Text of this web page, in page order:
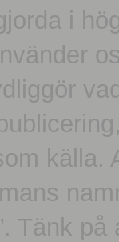
i
källa.
Tänk